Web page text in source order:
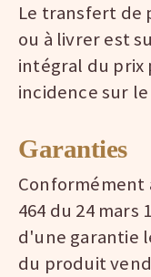
Le transfert de
ou à livrer est
intégral du prix
incidence sur
Garanties
Conformément
464 du 24
d'une garantie
du produit